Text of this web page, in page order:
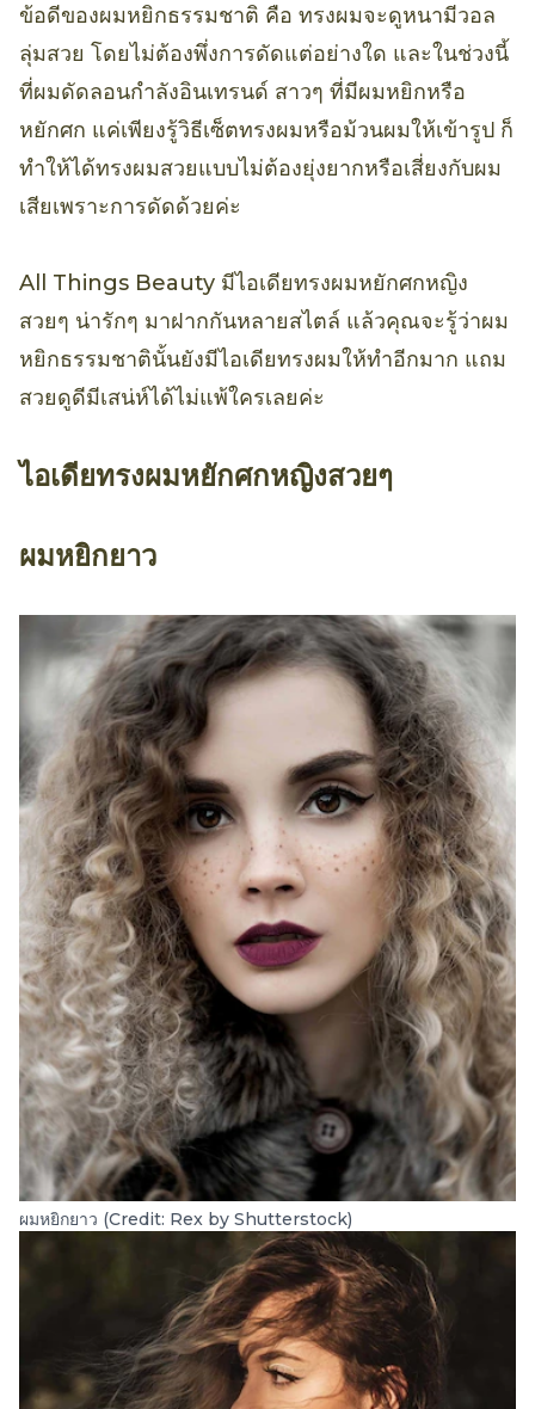
ข้อดีของผมหยิกธรรมชาติ คือ ทรงผมจะดูหนามีวอล
ลุ่มสวย โดยไม่ต้องพึ่งการดัดแต่อย่างใด และในช่วงนี้
ที่ผมดัดลอนกำลังอินเทรนด์ สาวๆ ที่มีผมหยิกหรือ
หยักศก แค่เพียงรู้วิธีเซ็ตทรงผมหรือม้วนผมให้เข้ารูป ก็
ทำให้ได้ทรงผมสวยแบบไม่ต้องยุ่งยากหรือเสี่ยงกับผม
เสียเพราะการดัดด้วยค่ะ
All Things Beauty มีไอเดียทรงผมหยักศกหญิง
สวยๆ น่ารักๆ มาฝากกันหลายสไตล์ แล้วคุณจะรู้ว่าผม
หยิกธรรมชาตินั้นยังมีไอเดียทรงผมให้ทำอีกมาก แถม
สวยดูดีมีเสน่ห์ได้ไม่แพ้ใครเลยค่ะ
ไอเดียทรงผมหยักศกหญิงสวยๆ
ผมหยิกยาว
ผมหยิกยาว (Credit: Rex by Shutterstock)